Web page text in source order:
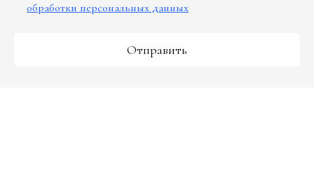
обработки персональных данных
Отправить